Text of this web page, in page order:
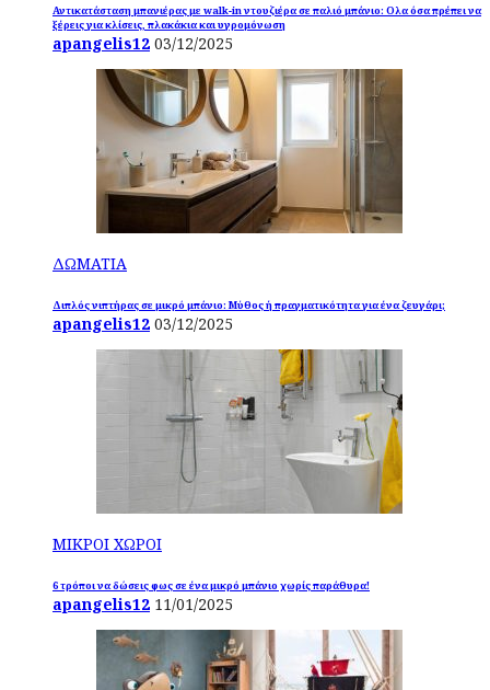
Αντικατάσταση μπανιέρας με walk-in ντουζιέρα σε παλιό μπάνιο: Ολα όσα πρέπει να
ξέρεις για κλίσεις, πλακάκια και υγρομόνωση
apangelis12 03/12/2025
ΔΩΜΑΤΙΑ
Διπλός νιπτήρας σε μικρό μπάνιο: Μύθος ή πραγματικότητα για ένα ζευγάρι;
apangelis12 03/12/2025
ΜΙΚΡΟΙ ΧΩΡΟΙ
6 τρόποι να δώσεις φως σε ένα μικρό μπάνιο χωρίς παράθυρα!
apangelis12 11/01/2025